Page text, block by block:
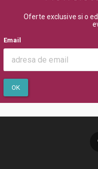
Oferte exclusive si o
Email
OK